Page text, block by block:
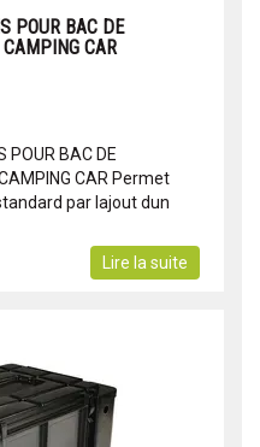
POUR BAC DE
CAR
POUR BAC DE
CAR Permet
par lajout dun
Lire la suite